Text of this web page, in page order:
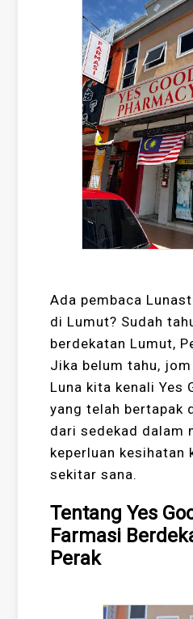
Ada pembaca
di Lumut? Sudah
berdekatan Lumut,
Jika belum tahu,
Luna kita kenali Yes
yang telah bertapak
dari sedekad dalam
keperluan kesihatan
sekitar sana.
Tentang Yes
Farmasi
Perak